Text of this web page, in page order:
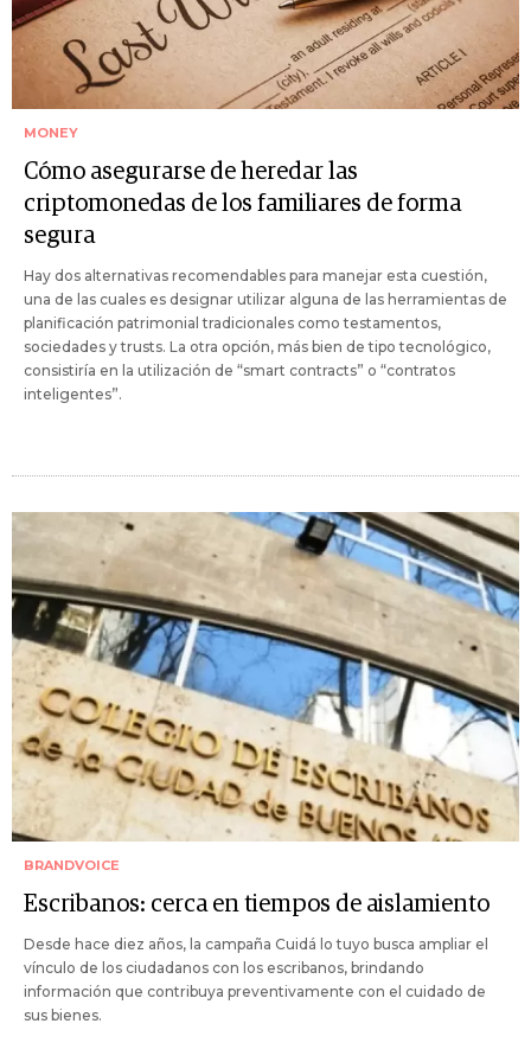
MONEY
Cómo asegurarse de heredar las
criptomonedas de los familiares de forma
segura
Hay dos alternativas recomendables para manejar esta cuestión,
una de las cuales es designar utilizar alguna de las herramientas de
planificación patrimonial tradicionales como testamentos,
sociedades y trusts. La otra opción, más bien de tipo tecnológico,
consistiría en la utilización de “smart contracts” o “contratos
inteligentes”.
BRANDVOICE
Escribanos: cerca en tiempos de aislamiento
Desde hace diez años, la campaña Cuidá lo tuyo busca ampliar el
vínculo de los ciudadanos con los escribanos, brindando
información que contribuya preventivamente con el cuidado de
sus bienes.